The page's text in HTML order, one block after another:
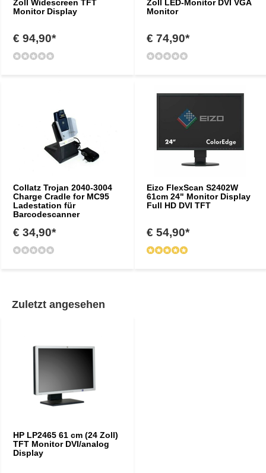
Zoll Widescreen TFT
Monitor Display
€ 94,90*
Zoll LED-Monitor DVI VGA
Monitor
€ 74,90*
Collatz Trojan 2040-3004
Charge Cradle for MC95
Ladestation für
Barcodescanner
€ 34,90*
Eizo FlexScan S2402W
61cm 24" Monitor Display
Full HD DVI TFT
€ 54,90*
Zuletzt angesehen
HP LP2465 61 cm (24 Zoll)
TFT Monitor DVI/analog
Display